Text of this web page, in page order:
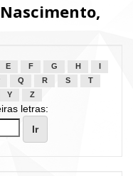
E F G H
Q R S
T
Y Z
letras: